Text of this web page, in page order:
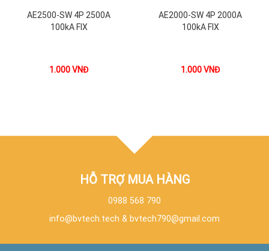
AE2500-SW 4P 2500A
100kA FIX
1.000VNĐ
AE2000-SW 4P 2000A
100kA FIX
1.000VNĐ
HỖ TRỢ MUA HÀNG
0988 568 790
info@bvtech.tech & bvtech790@gmail.com